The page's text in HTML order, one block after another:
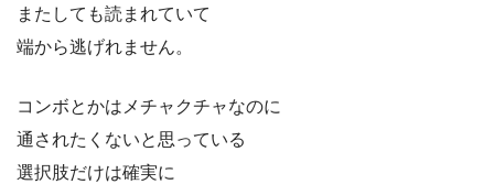
またしても読まれていて
端から逃げれません。
コンボとかはメチャクチャなのに
通されたくないと思っている
選択肢だけは確実に